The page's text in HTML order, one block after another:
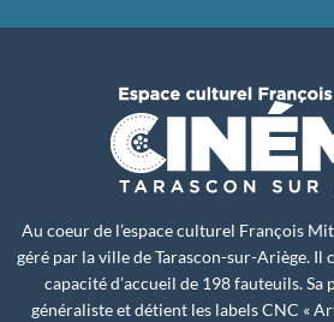
Au coeur de l’espace culturel François
géré par la ville de Tarascon-sur-Ariège. Il
capacité d’accueil de 198 fauteuils.
généraliste et détient les labels CNC «